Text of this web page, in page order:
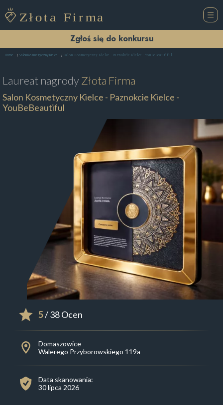
Zgłoś się do konkursu
Home Salon Kosmetyczny Kielce Salon Kosmetyczny Kielce - Paznokcie Kielce - YouBeBeautiful
Laureat nagrodyZłota Firma
Salon Kosmetyczny Kielce - Paznokcie Kielce -
YouBeBeautiful
5/ 38 Ocen
Domaszowice
Walerego Przyborowskiego 119a
Data skanowania:
30 lipca 2026